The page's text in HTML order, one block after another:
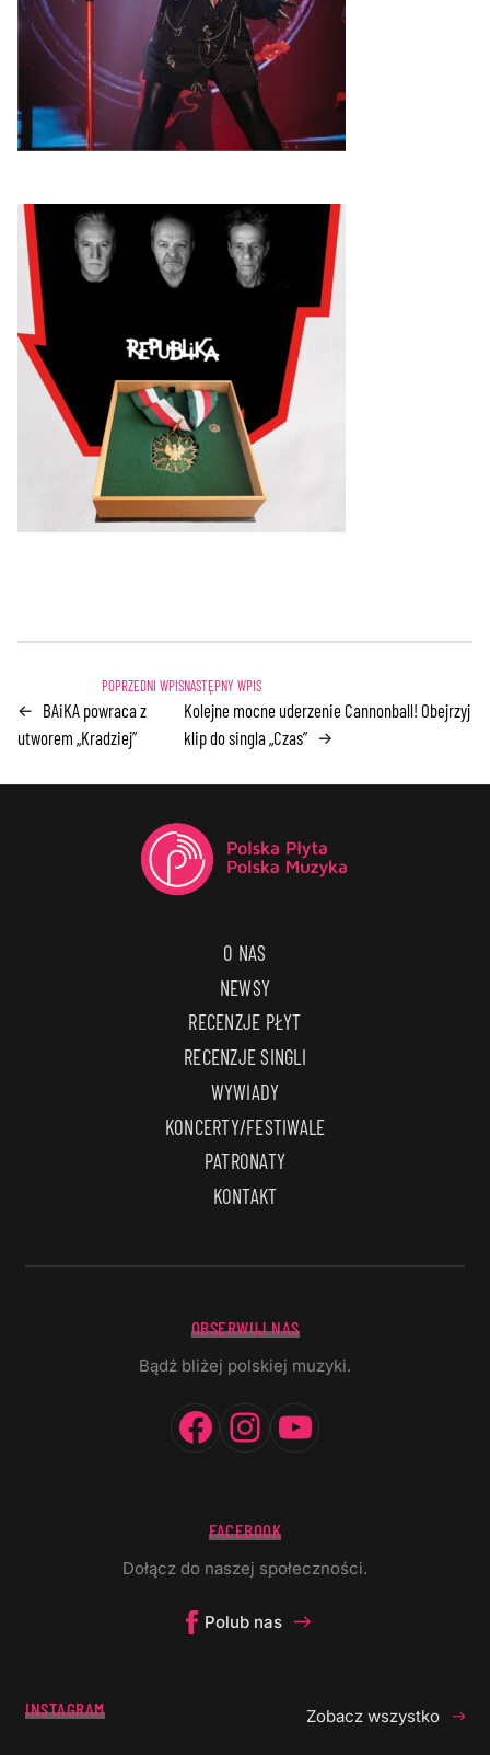
← BAiKA powraca z
utworem „Kradziej”
Kolejne mocne uderzenie Cannonball! Obejrzyj
klip do singla „Czas” →
O NAS
NEWSY
RECENZJE PŁYT
RECENZJE SINGLI
WYWIADY
KONCERTY/FESTIWALE
PATRONATY
KONTAKT
OBSERWUJ NAS
Bądź bliżej polskiej muzyki.
Facebook
Instagram
FACEBOOK
Dołącz do naszej społeczności.
Polub nas
INSTAGRAM Zobacz wszystko